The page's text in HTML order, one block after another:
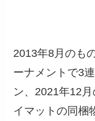
2013年8月のも
ーナメントで3
ン、2021年12
イマットの同梱